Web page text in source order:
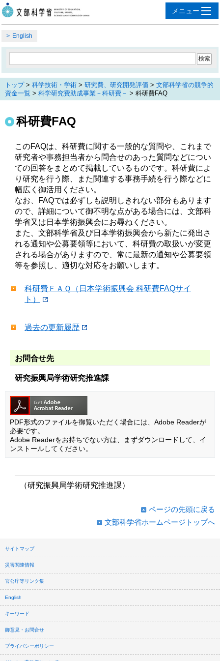
English
トップ> 科学技術・学術 > 研究費、研究開発評価 > 文部科学省の競争的
資金一覧 > 科学研究費助成事業－科研費－ > 科研費FAQ
科研費FAQ
このFAQは、科研費に関する一般的な質問や、これまで
研究者や事務担当者から問合せのあった質問などについ
ての回答をまとめて掲載しているものです。科研費によ
り研究を行う際、また関連する事務手続を行う際などに
幅広く御活用ください。
なお、FAQでは必ずしも説明しきれない部分もあります
ので、詳細について御不明な点がある場合には、文部科
学省又は日本学術振興会にお尋ねください。
また、文部科学省及び日本学術振興会から新たに発出さ
れる通知や公募要領等において、科研費の取扱いが変更
される場合がありますので、常に最新の通知や公募要領
等を参照し、適切な対応をお願いします。
科研費ＦＡＱ（日本学術振興会 科研費FAQサイ
ト）
過去の更新履歴
お問合せ先
研究振興局学術研究推進課
PDF形式のファイルを御覧いただく場合には、Adobe Readerが
必要です。
Adobe Readerをお持ちでない方は、まずダウンロードして、イ
ンストールしてください。
（研究振興局学術研究推進課）
ページの先頭に戻る
文部科学省ホームページトップへ
サイトマップ
災害関連情報
官公庁等リンク集
English
キーワード
御意見・お問合せ
プライバシーポリシー